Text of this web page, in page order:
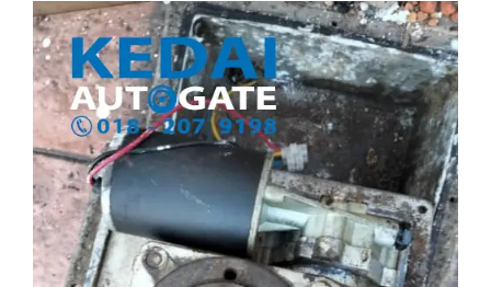
View
Larger
Image